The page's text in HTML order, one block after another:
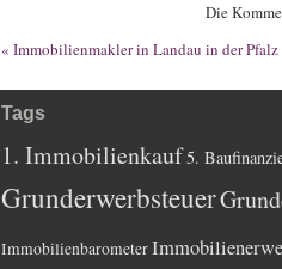
Die
« Immobilienmakler in Landau in der Pfalz
Tags
1. Immobilienkauf5.
Grunderwerbsteuer
Immobilienbarometer